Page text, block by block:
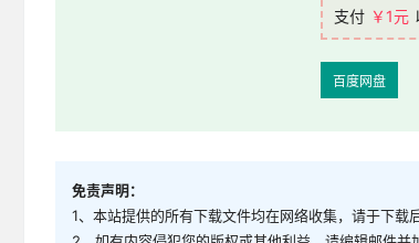
支付 ￥1元
百度网盘
免责声明：
1、本站提供的所有下载文件均在网络收集，请于下载